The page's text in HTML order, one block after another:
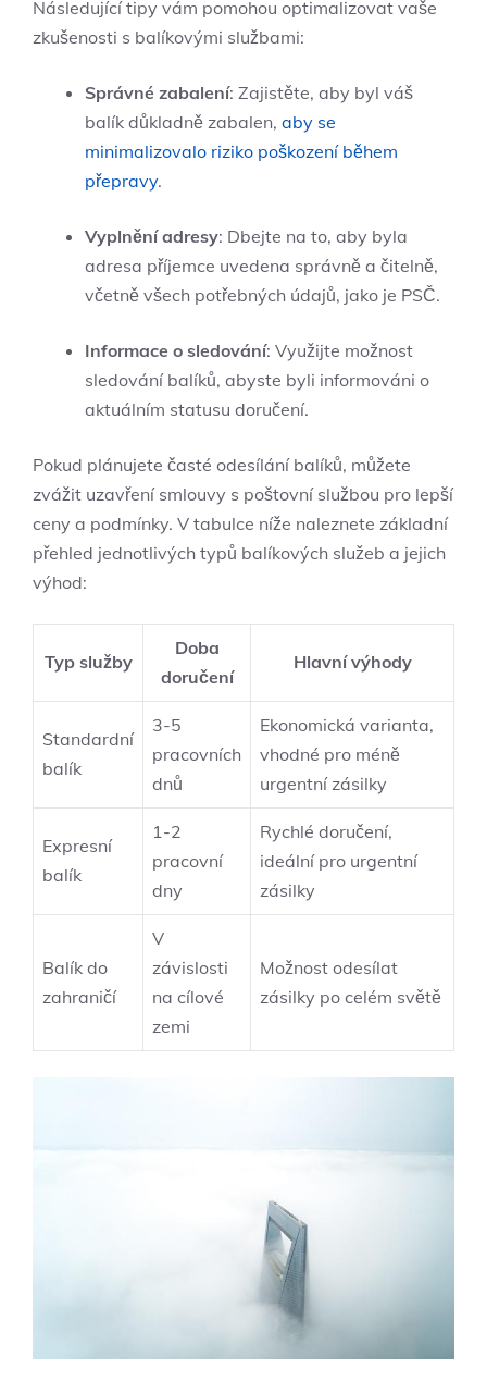
Následující tipy vám pomohou optimalizovat vaše
zkušenosti s balíkovými službami:
Správné zabalení: Zajistěte, aby byl váš
balík důkladně zabalen, aby se
minimalizovalo riziko poškození během
přepravy.
Vyplnění adresy: Dbejte na to, aby byla
adresa příjemce uvedena správně a čitelně,
včetně všech potřebných údajů, jako je PSČ.
Informace o sledování: Využijte možnost
sledování balíků, abyste byli informováni o
aktuálním statusu doručení.
Pokud plánujete časté odesílání balíků, můžete
zvážit uzavření smlouvy s poštovní službou pro lepší
ceny a podmínky. V tabulce níže naleznete základní
přehled jednotlivých typů balíkových služeb a jejich
výhod:
Typ služby
Doba
doručení
Hlavní výhody
Standardní
balík
3-5
pracovních
dnů
Ekonomická varianta,
vhodné pro méně
urgentní zásilky
Expresní
balík
1-2
pracovní
dny
Rychlé doručení,
ideální pro urgentní
zásilky
Balík do
zahraničí
V
závislosti
na cílové
zemi
Možnost odesílat
zásilky po celém světě